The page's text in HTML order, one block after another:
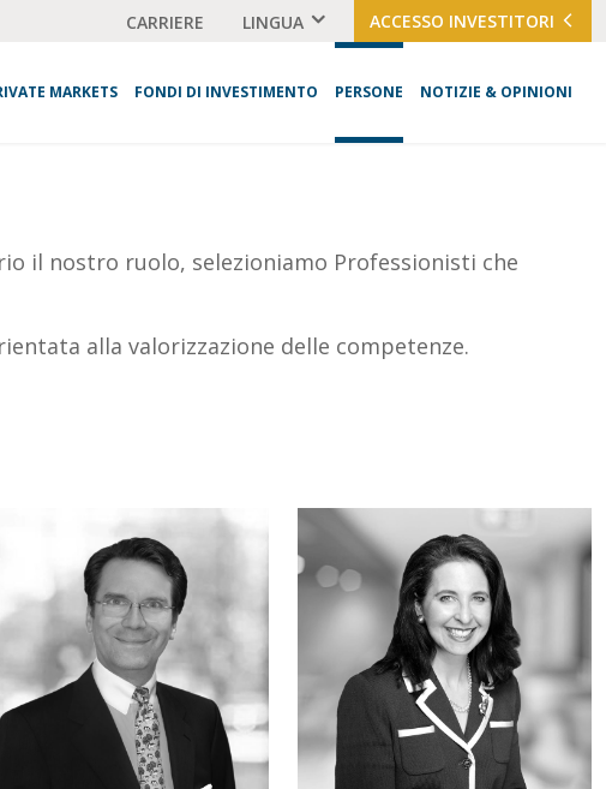
CARRIERE LINGUA ACCESSO INVESTITORI
MARKETS FONDI DI INVESTIMENTO PERSONE NOTIZIE & OPINIONI
il nostro ruolo, selezioniamo Professionisti che
alla valorizzazione delle competenze.